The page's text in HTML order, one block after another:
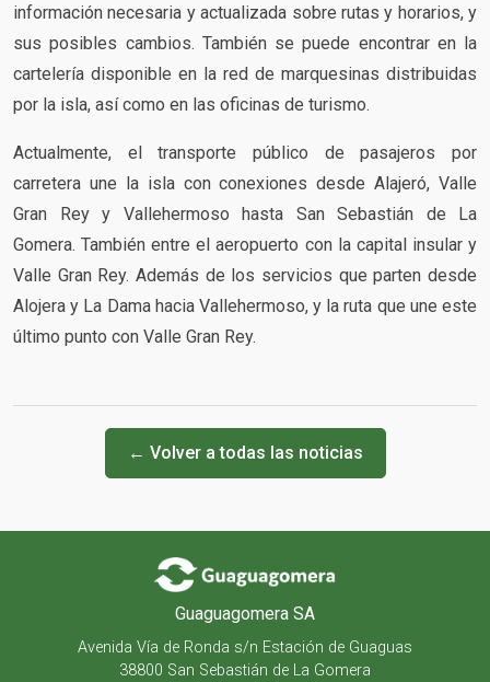
información necesaria y actualizada sobre rutas y horarios, y
sus posibles cambios. También se puede encontrar en la
cartelería disponible en la red de marquesinas distribuidas
por la isla, así como en las oficinas de turismo.
Actualmente, el transporte público de pasajeros por
carretera une la isla con conexiones desde Alajeró, Valle
Gran Rey y Vallehermoso hasta San Sebastián de La
Gomera. También entre el aeropuerto con la capital insular y
Valle Gran Rey. Además de los servicios que parten desde
Alojera y La Dama hacia Vallehermoso, y la ruta que une este
último punto con Valle Gran Rey.
← Volver a todas las noticias
Guaguagomera SA
Avenida Vía de Ronda s/n Estación de Guaguas
38800 San Sebastián de La Gomera